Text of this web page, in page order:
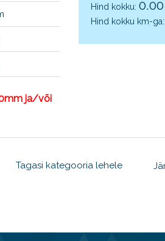
ja/või
Hind kokku: 0.00
Hind kokku km-ga:
Tagasi kategooria lehele